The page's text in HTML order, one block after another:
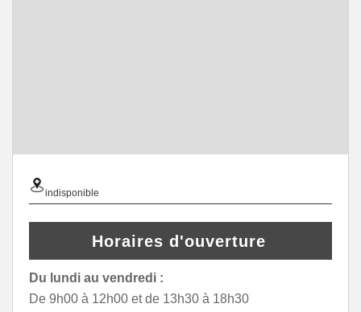
indisponible
Horaires d'ouverture
Du lundi au vendredi :
De 9h00 à 12h00 et de 13h30 à 18h30